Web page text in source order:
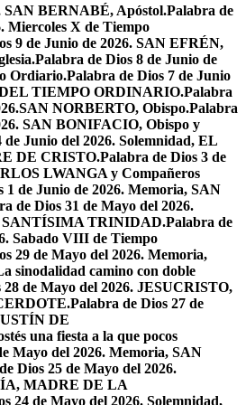
SAN BERNABÉ, Apóstol.Palabra de
Miercoles X de Tiempo
9 de Junio de 2026. SAN EFRÉN,
Palabra de Dios 8 de Junio de
Ordiario.Palabra de Dios 7 de Junio
TIEMPO ORDINARIO.Palabra
NORBERTO, Obispo.Palabra
SAN BONIFACIO, Obispo y
de Junio del 2026. Solemnidad, EL
DE CRISTO.Palabra de Dios 3 de
LWANGA y Compañeros
1 de Junio de 2026. Memoria, SAN
de Dios 31 de Mayo del 2026.
TRINIDAD.Palabra de
Sabado VIII de Tiempo
29 de Mayo del 2026. Memoria,
sinodalidad camino con doble
28 de Mayo del 2026. JESUCRISTO,
Palabra de Dios 27 de
DE
una fiesta a la que pocos
Mayo del 2026. Memoria, SAN
Dios 25 de Mayo del 2026.
MADRE DE LA
24 de Mayo del 2026. Solemnidad,